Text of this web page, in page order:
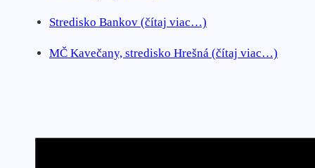
Stredisko Bankov (čítaj viac…)
MČ Kavečany, stredisko Hrešná (čítaj viac…)